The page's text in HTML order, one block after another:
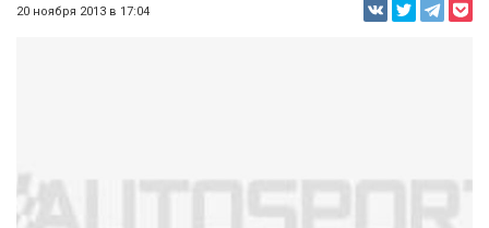
20 ноября 2013 в 17:04